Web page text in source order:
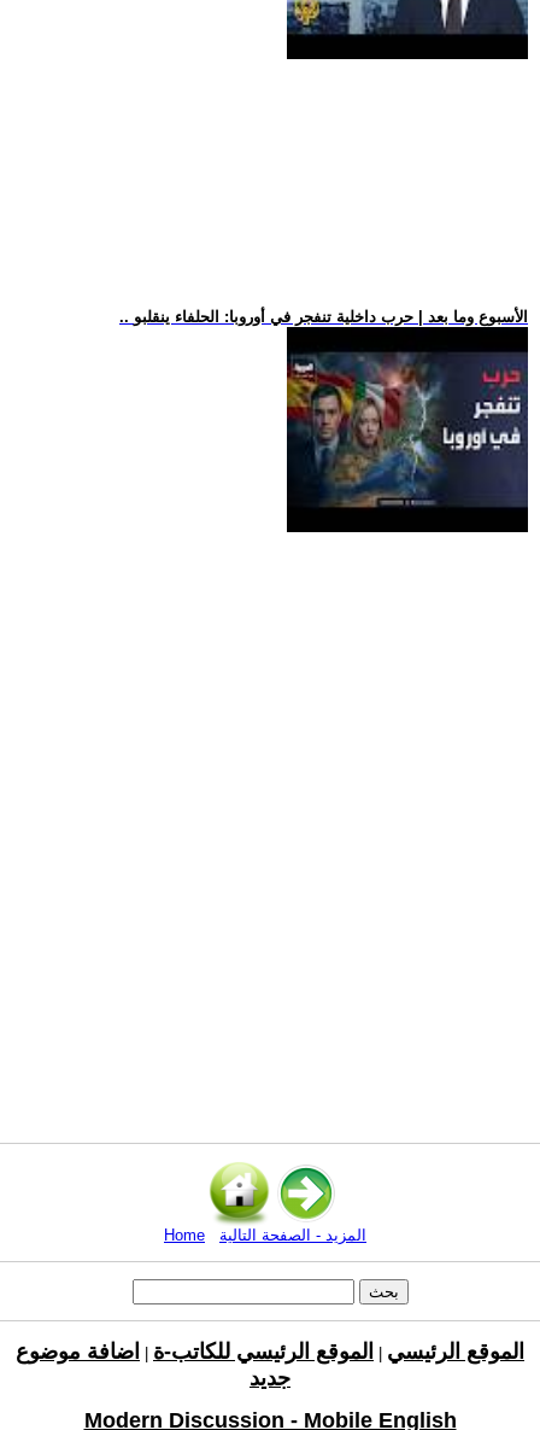
.. الأسبوع وما بعد | حرب داخلية تنفجر في أوروبا: الحلفاء ينقلبو
Home المزيد - الصفحة التالية
الموقع الرئيسي الموقع الرئيسي للكاتب-ة
اضافة موضوع
جديد
Modern Discussion - Mobile English